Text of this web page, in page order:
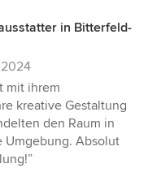
in Bitterfeld-
mit ihrem
kreative Gestaltung
den Raum in
Absolut